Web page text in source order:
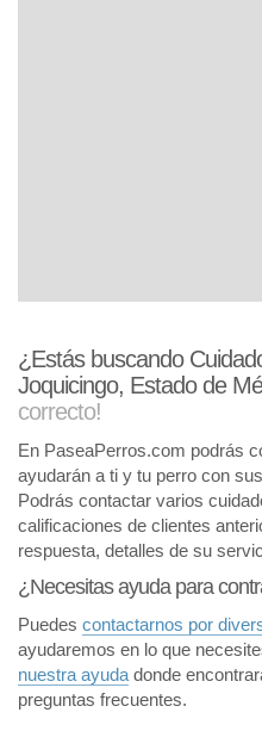
¿Estás buscando
Joquicingo, Estado de
correcto!
En PaseaPerros.com podrás
ayudarán a ti y tu perro con
Podrás contactar varios
calificaciones de clientes
respuesta, detalles de su
¿Necesitas ayuda para
Puedes contactarnos por
ayudaremos en lo que
nuestra ayuda donde
preguntas frecuentes.